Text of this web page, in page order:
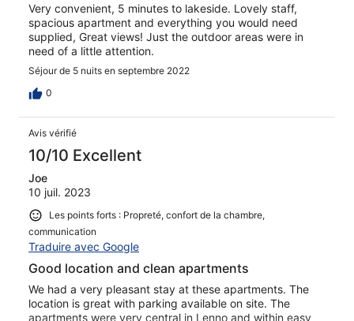
Very convenient, 5 minutes to lakeside. Lovely staff,
spacious apartment and everything you would need
supplied, Great views! Just the outdoor areas were in
need of a little attention.
Séjour de 5 nuits en septembre 2022
0
Avis vérifié
10/10 Excellent
Joe
10 juil. 2023
Les points forts : Propreté, confort de la chambre,
communication
Traduire avec Google
Good location and clean apartments
We had a very pleasant stay at these apartments. The
location is great with parking available on site. The
apartments were very central in Lenno and within easy